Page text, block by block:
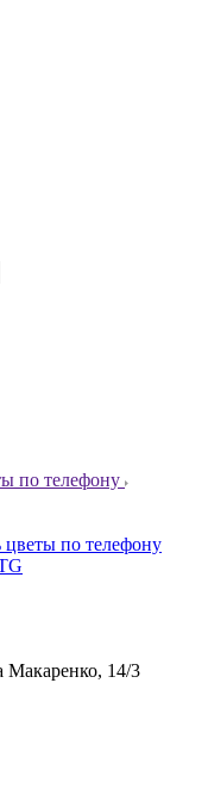
по телефону
цветы по телефону
Макаренко, 14/3